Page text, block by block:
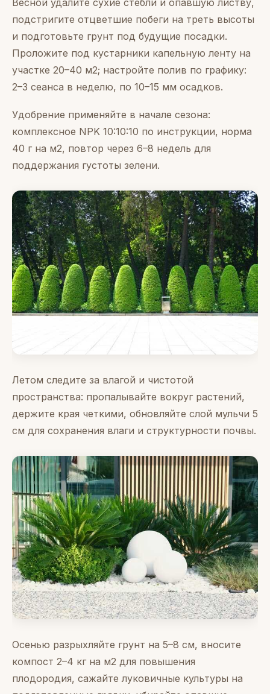
подстригите отцветшие побеги на треть высоты
и подготовьте грунт под будущие посадки.
Проложите под кустарники капельную ленту на
участке 20–40 м2; настройте полив по графику:
2–3 сеанса в неделю, по 10–15 мм осадков.
Удобрение применяйте в начале сезона:
комплексное NPK 10:10:10 по инструкции, норма
40 г на м2, повтор через 6–8 недель для
поддержания густоты зелени.
Летом следите за влагой и чистотой
пространства: пропалывайте вокруг растений,
держите края четкими, обновляйте слой мульчи 5
см для сохранения влаги и структурности почвы.
Осенью разрыхляйте грунт на 5–8 см, вносите
компост 2–4 кг на м2 для повышения
плодородия, сажайте луковичные культуры на